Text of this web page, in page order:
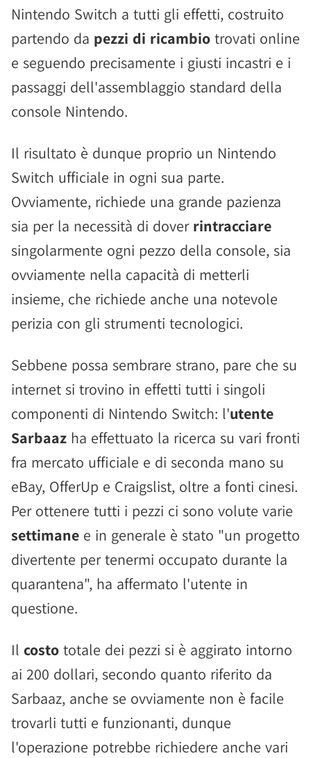
Nintendo Switch a tutti gli effetti, costruito
partendo da pezzi di ricambio trovati online
e seguendo precisamente i giusti incastri e i
passaggi dell'assemblaggio standard della
console Nintendo.
Il risultato è dunque proprio un Nintendo
Switch ufficiale in ogni sua parte.
Ovviamente, richiede una grande pazienza
sia per la necessità di dover rintracciare
singolarmente ogni pezzo della console, sia
ovviamente nella capacità di metterli
insieme, che richiede anche una notevole
perizia con gli strumenti tecnologici.
Sebbene possa sembrare strano, pare che su
internet si trovino in effetti tutti i singoli
componenti di Nintendo Switch: l'utente
Sarbaaz ha effettuato la ricerca su vari fronti
fra mercato ufficiale e di seconda mano su
eBay, OfferUp e Craigslist, oltre a fonti cinesi.
Per ottenere tutti i pezzi ci sono volute varie
settimane e in generale è stato "un progetto
divertente per tenermi occupato durante la
quarantena", ha affermato l'utente in
questione.
Il costo totale dei pezzi si è aggirato intorno
ai 200 dollari, secondo quanto riferito da
Sarbaaz, anche se ovviamente non è facile
trovarli tutti e funzionanti, dunque
l'operazione potrebbe richiedere anche vari